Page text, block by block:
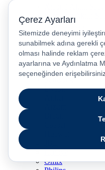
Samsung Akıllı Saat
Asus Laptop
Huawei Tablet
Huawei Telefon
Stanley Termos
Markalar
Apple
Samsung
Dyson
Lenovo
Omix